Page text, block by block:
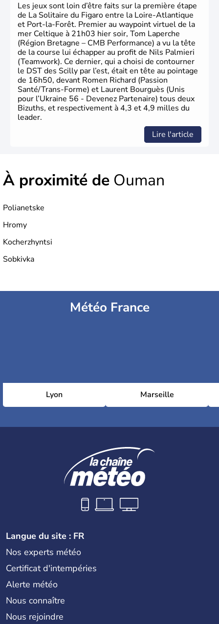
Les jeux sont loin d’être faits sur la première étape
de La Solitaire du Figaro entre la Loire-Atlantique
et Port-la-Forêt. Premier au waypoint virtuel de la
mer Celtique à 21h03 hier soir, Tom Laperche
(Région Bretagne – CMB Performance) a vu la tête
de la course lui échapper au profit de Nils Palmieri
(Teamwork). Ce dernier, qui a choisi de contourner
le DST des Scilly par l’est, était en tête au pointage
de 16h50, devant Romen Richard (Passion
Santé/Trans-Forme) et Laurent Bourguès (Unis
pour l’Ukraine 56 - Devenez Partenaire) tous deux
Bizuths, et respectivement à 4,3 et 4,9 milles du
leader.
Lire l'article
À proximité de Ouman
Polianetske
Hromy
Kocherzhyntsi
Sobkivka
Météo France
Lyon Marseille
Langue du site : FR
Nos experts météo
Certificat d'intempéries
Alerte météo
Nous connaître
Nous rejoindre